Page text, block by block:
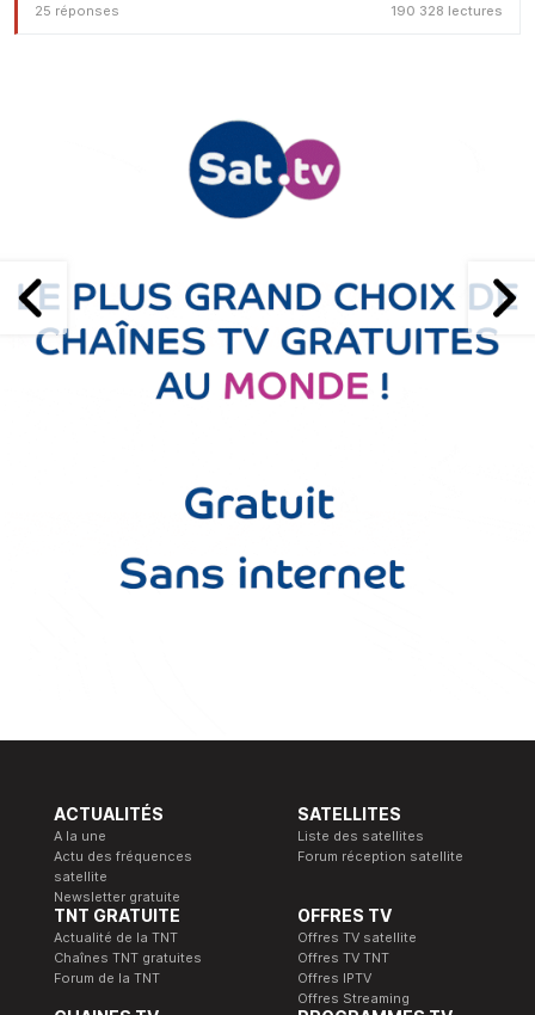
25 réponses 190 328 lectures
ACTUALITÉS
A la une
Actu des fréquences
satellite
Newsletter gratuite
SATELLITES
Liste des satellites
Forum réception satellite
TNT GRATUITE
Actualité de la TNT
Chaînes TNT gratuites
Forum de la TNT
OFFRES TV
Offres TV satellite
Offres TV TNT
Offres IPTV
Offres Streaming